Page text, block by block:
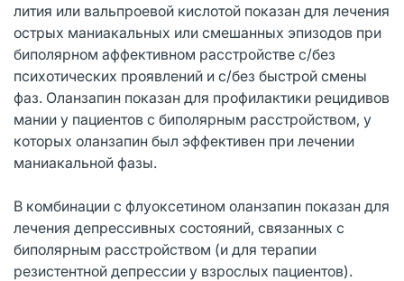
лития или вальпроевой кислотой показан для лечения
острых маниакальных или смешанных эпизодов при
биполярном аффективном расстройстве с/без
психотических проявлений и с/без быстрой смены
фаз. Оланзапин показан для профилактики рецидивов
мании у пациентов с биполярным расстройством, у
которых оланзапин был эффективен при лечении
маниакальной фазы.
В комбинации с флуоксетином оланзапин показан для
лечения депрессивных состояний, связанных с
биполярным расстройством (и для терапии
резистентной депрессии у взрослых пациентов).